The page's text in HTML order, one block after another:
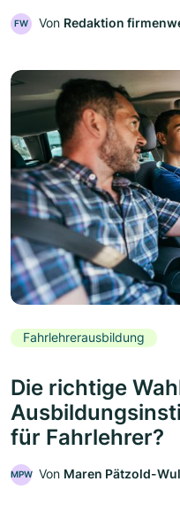
FW Von Redaktion
Fahrlehrerausbildung
Die richtige
für Fahrlehrer?
MPW Von Maren Pätzold-